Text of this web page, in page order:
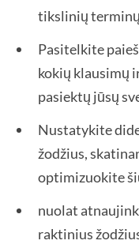
tikslinių
Pasitelkite
kokių klausimų
pasiektų jūsų
Nustatykite
žodžius,
optimizuokite
nuolat
raktinius